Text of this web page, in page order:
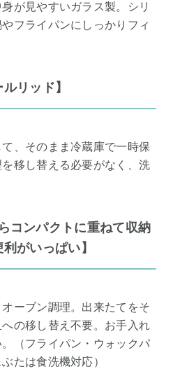
が見やすいガラス製。シリ
フライパンにしっかりフィ
ルリッド】
、そのまま冷蔵庫で一時保
移し替える必要がなく、洗
コンパクトに重ねて収納
がいっぱい】
ーブン調理。出来たてをそ
の移し替え不要。お手入れ
（フライパン・ウォックパ
たは食洗機対応）